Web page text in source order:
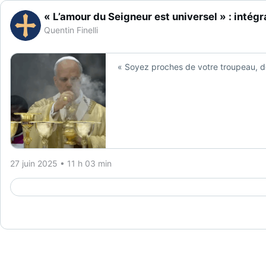
« L’amour du Seigneur est universel » :
Quentin Finelli
« Soyez proches de votre troupeau,
27 juin 2025 • 11 h 03 min